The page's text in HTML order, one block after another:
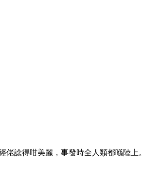
諗得咁美麗，事發時全人類都喺陸上。